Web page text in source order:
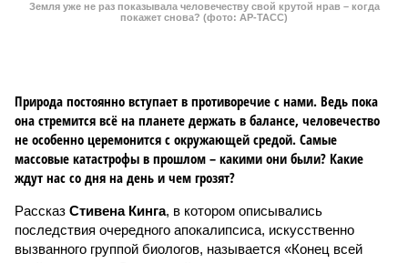
Земля уже не раз показывала человечеству свой крутой нрав – когда
покажет снова? (фото: АР-ТАСС)
Природа постоянно вступает в противоречие с нами. Ведь пока
она стремится всё на планете держать в балансе, человечество
не особенно церемонится с окружающей средой. Самые
массовые катастрофы в прошлом – какими они были? Какие
ждут нас со дня на день и чем грозят?
Рассказ Стивена Кинга, в котором описывались
последствия очередного апокалипсиса, искусственно
вызванного группой биологов, называется «Конец всей